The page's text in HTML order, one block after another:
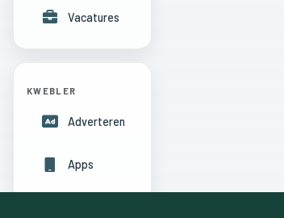
Vacatures
KWEBLER
Adverteren
Apps